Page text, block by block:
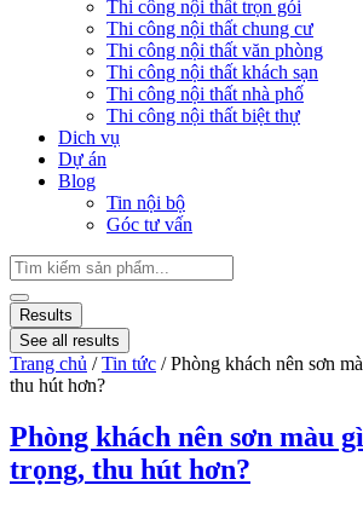
Thi công nội thất trọn gói
Thi công nội thất chung cư
Thi công nội thất văn phòng
Thi công nội thất khách sạn
Thi công nội thất nhà phố
Thi công nội thất biệt thự
Dich vụ
Dự án
Blog
Tin nội bộ
Góc tư vấn
Results
See all results
Trang chủ /Tin tức / Phòng khách nên sơn
thu hút hơn?
Phòng khách nên sơn màu
trọng, thu hút hơn?